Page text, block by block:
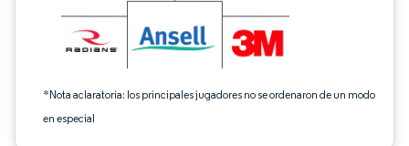
*Nota aclaratoria: los principales jugadores no se ordenaron de un modo
en especial